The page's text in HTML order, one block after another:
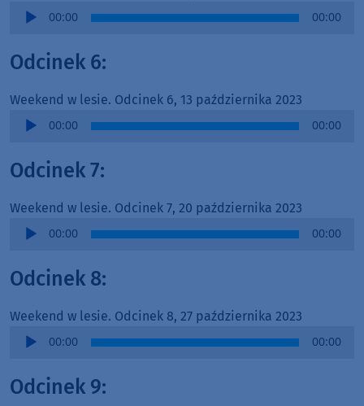
Audio
00:00 00:00
Odcinek 6:
Weekend w lesie. Odcinek 6, 13 października 2023
Audio
00:00 00:00
Odcinek 7:
Weekend w lesie. Odcinek 7, 20 października 2023
Audio
00:00 00:00
Odcinek 8:
Weekend w lesie. Odcinek 8, 27 października 2023
Audio
00:00 00:00
Odcinek 9: